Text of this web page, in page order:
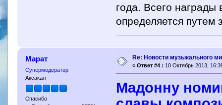
года. Всего награды
определяется путем
Марат
Супермодератор
Аксакал
Спасибо
Re: Новости музыкального
« Ответ #4 : 10 Октябрь 2013,
Мадонну